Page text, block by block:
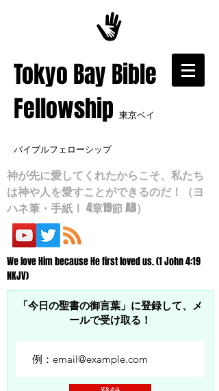
​Tokyo Bay Bible
Fellowship 東京ベイ
バイブルフェローシップ
神が先に愛してくれたからこそ、私たち
は神や人を愛すことができるのだ！（ヨ
ハネ筆・手紙Ⅰ 4章19節 AB）
We love Him because He first loved us. (1 John 4:19
NKJV)
「今日の聖書の御言葉」に登録して、メ
ールで受け取る！